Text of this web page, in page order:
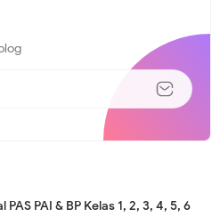
PAS PAI & BP Kelas 1, 2, 3, 4, 5, 6